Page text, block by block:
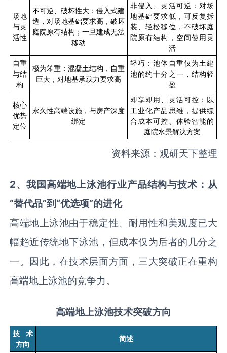
场地
与灵
活性
不可逆、破坏性大：侵入式建
造，对场地基础要求高，破坏
庭院原有结构；一旦建成无法
移动
非侵入、灵活可逆：对场
地基础要求低，可反复拆
装、轻松移位，不破坏庭
院原有结构，空间使用灵
活
自重
与结
构
极为笨重：混凝土结构，自重
巨大，对地基承载力要求高
轻巧：池体自重仅为土建
池的约十分之一，结构轻
盈
核心
优势
定位
永久性高端设施，与房产深度
绑定
即享即用、灵活可控：以
工业化产品思维，提供综
合成本可控、体验智能的
庭院水景解决方案
资料来源：观研天下整理
2、我国高端地上泳池行业产品结构与技术：从
“替代品”到“优选项”的进化
高端地上泳池由于稳定性、耐用性和美观度已大
幅趋近传统地下泳池，但成本仅为后者的几分之
一。因此，在技术层面方面，三大突破正在重构
高端地上泳池的竞争力。
高端地上泳池技术突破方向
技术
方向
简述